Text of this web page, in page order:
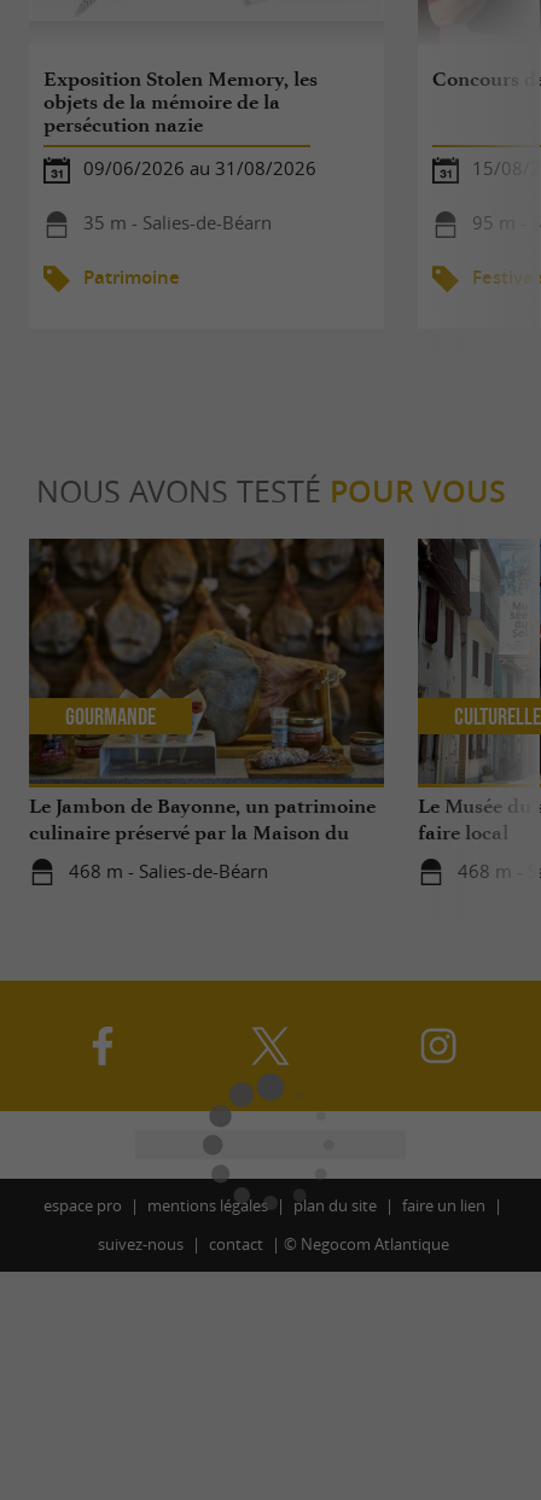
Exposition Stolen Memory, les
objets de la mémoire de la
persécution nazie
09/06/2026 au 31/08/2026
35 m - Salies-de-Béarn
Patrimoine
Concours
15/08/
95 m -
NOUS AVONS TESTÉ POUR VOUS
Le Jambon de Bayonne, un patrimoine
culinaire préservé par la Maison du
Jambon de Bayonne et La Saline de
Salies-de-Béarn
468 m - Salies-de-Béarn
Gourmande
Le Musée du
faire local
468 m -
Culturelle
espace pro mentions légales plan du site
faire un lien
suivez-nous
contact © Negocom Atlantique